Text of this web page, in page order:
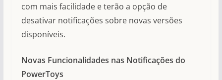
com mais facilidade e terão a opção de
desativar notificações sobre novas versões
disponíveis.
Novas Funcionalidades nas Notificações do
PowerToys